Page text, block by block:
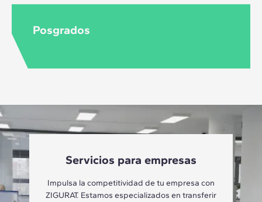
Posgrados
Servicios para empresas
Impulsa la competitividad de tu empresa con
ZIGURAT. Estamos especializados en transferir